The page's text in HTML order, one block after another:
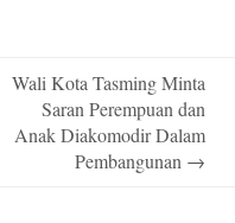
Wali Kota Tasming Minta
Saran Perempuan dan
Anak Diakomodir Dalam
Pembangunan →